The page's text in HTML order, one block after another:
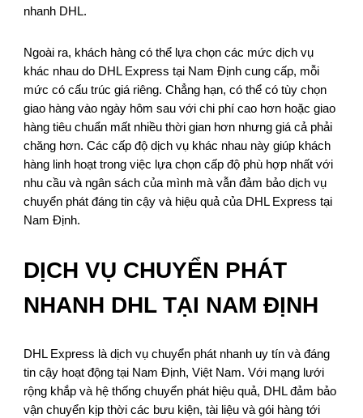
nhanh DHL.
Ngoài ra, khách hàng có thể lựa chọn các mức dịch vụ
khác nhau do DHL Express tại Nam Định cung cấp, mỗi
mức có cấu trúc giá riêng. Chẳng hạn, có thể có tùy chọn
giao hàng vào ngày hôm sau với chi phí cao hơn hoặc giao
hàng tiêu chuẩn mất nhiều thời gian hơn nhưng giá cả phải
chăng hơn. Các cấp độ dịch vụ khác nhau này giúp khách
hàng linh hoạt trong việc lựa chọn cấp độ phù hợp nhất với
nhu cầu và ngân sách của mình mà vẫn đảm bảo dịch vụ
chuyển phát đáng tin cậy và hiệu quả của DHL Express tại
Nam Định.
DỊCH VỤ CHUYỂN PHÁT
NHANH DHL TẠI NAM ĐỊNH
DHL Express là dịch vụ chuyển phát nhanh uy tín và đáng
tin cậy hoạt động tại Nam Định, Việt Nam. Với mạng lưới
rộng khắp và hệ thống chuyển phát hiệu quả, DHL đảm bảo
vận chuyển kịp thời các bưu kiện, tài liệu và gói hàng tới